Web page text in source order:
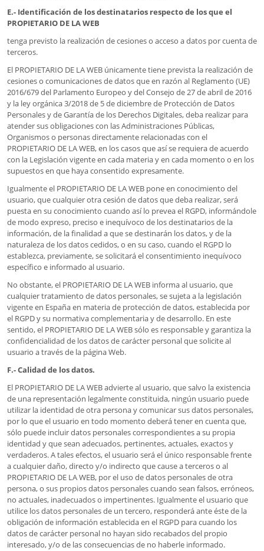
E.- Identificación de los destinatarios respecto de los que el
PROPIETARIO DE LA WEB
tenga previsto la realización de cesiones o acceso a datos por cuenta de
terceros.
El PROPIETARIO DE LA WEB únicamente tiene prevista la realización de
cesiones o comunicaciones de datos que en razón al Reglamento (UE)
2016/679 del Parlamento Europeo y del Consejo de 27 de abril de 2016
y la ley orgánica 3/2018 de 5 de diciembre de Protección de Datos
Personales y de Garantía de los Derechos Digitales, deba realizar para
atender sus obligaciones con las Administraciones Públicas,
Organismos o personas directamente relacionadas con el
PROPIETARIO DE LA WEB, en los casos que así se requiera de acuerdo
con la Legislación vigente en cada materia y en cada momento o en los
supuestos en que haya consentido expresamente.
Igualmente el PROPIETARIO DE LA WEB pone en conocimiento del
usuario, que cualquier otra cesión de datos que deba realizar, será
puesta en su conocimiento cuando así lo prevea el RGPD, informándole
de modo expreso, preciso e inequívoco de los destinatarios de la
información, de la finalidad a que se destinarán los datos, y de la
naturaleza de los datos cedidos, o en su caso, cuando el RGPD lo
establezca, previamente, se solicitará el consentimiento inequívoco
específico e informado al usuario.
No obstante, el PROPIETARIO DE LA WEB informa al usuario, que
cualquier tratamiento de datos personales, se sujeta a la legislación
vigente en España en materia de protección de datos, establecida por
el RGPD y su normativa complementaria y de desarrollo. En este
sentido, el PROPIETARIO DE LA WEB sólo es responsable y garantiza la
confidencialidad de los datos de carácter personal que solicite al
usuario a través de la página Web.
F.- Calidad de los datos.
El PROPIETARIO DE LA WEB advierte al usuario, que salvo la existencia
de una representación legalmente constituida, ningún usuario puede
utilizar la identidad de otra persona y comunicar sus datos personales,
por lo que el usuario en todo momento deberá tener en cuenta que,
sólo puede incluir datos personales correspondientes a su propia
identidad y que sean adecuados, pertinentes, actuales, exactos y
verdaderos. A tales efectos, el usuario será el único responsable frente
a cualquier daño, directo y/o indirecto que cause a terceros o al
PROPIETARIO DE LA WEB, por el uso de datos personales de otra
persona, o sus propios datos personales cuando sean falsos, erróneos,
no actuales, inadecuados o impertinentes. Igualmente el usuario que
utilice los datos personales de un tercero, responderá ante éste de la
obligación de información establecida en el RGPD para cuando los
datos de carácter personal no hayan sido recabados del propio
interesado, y/o de las consecuencias de no haberle informado.